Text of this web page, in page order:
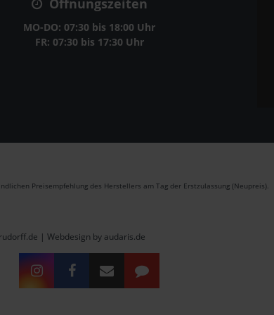
Öffnungszeiten
MO-DO: 07:30 bis 18:00 Uhr
FR: 07:30 bis 17:30 Uhr
Preisempfehlung des Herstellers am Tag der Erstzulassung (Neupreis).
| Webdesign by audaris.de